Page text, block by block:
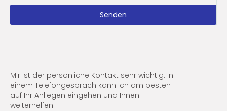
Senden
Mir ist der persönliche Kontakt sehr wichtig. In
einem Telefongespräch kann ich am besten
auf Ihr Anliegen eingehen und Ihnen
weiterhelfen.